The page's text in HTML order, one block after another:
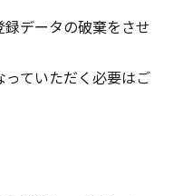
データの破棄をさせ
ていただく必要はご